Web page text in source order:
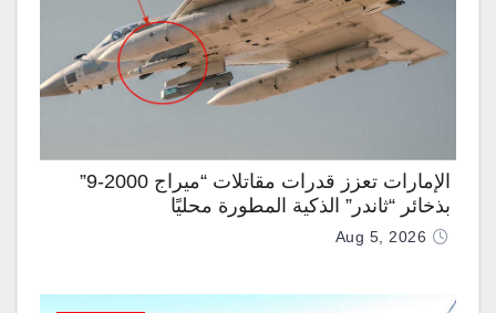
الإمارات تعزز قدرات مقاتلات “ميراج 2000-9”
بذخائر “ثاندر” الذكية المطورة محليًا
Aug 5, 2026